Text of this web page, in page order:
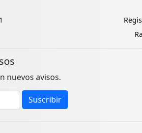
nuevos avisos.
Suscribir